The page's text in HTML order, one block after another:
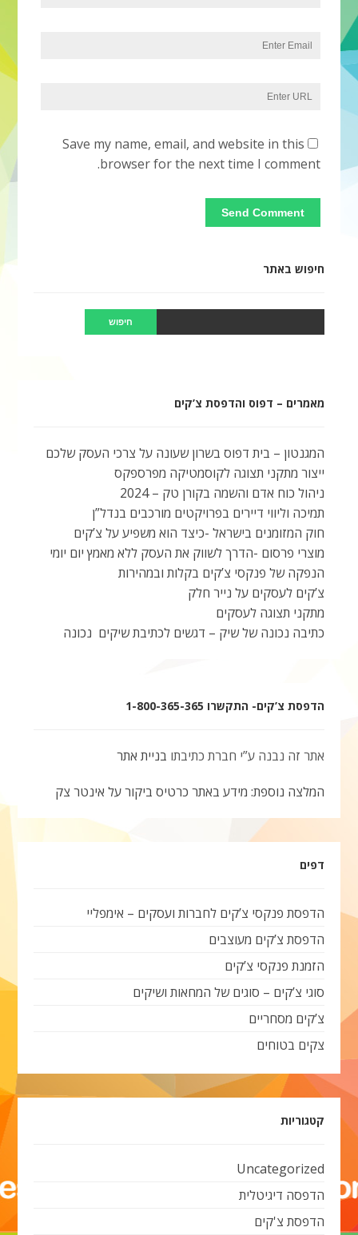
Save my name, email, and website in this
browser for the next time I comment.
חיפוש באתר
מאמרים – דפוס והדפסת צ’קים
המגנטון – בית דפוס בשרון שעונה על צרכי העסק שלכם
ייצור מתקני תצוגה לקוסמטיקה מפרספקס
ניהול כוח אדם והשמה בקורן טק – 2024
תמיכה וליווי דיירים בפרויקטים מורכבים בנדל”ן
חוק המזומנים בישראל -כיצד הוא משפיע על צ’קים
מוצרי פרסום -הדרך לשווק את העסק ללא מאמץ יום יומי
הנפקה של פנקסי צ’קים בקלות ובמהירות
צ’קים לעסקים על נייר חלק
מתקני תצוגה לעסקים
כתיבה נכונה של שיק – דגשים לכתיבת שיקים נכונה
הדפסת צ’קים- התקשרו 1-800-365-365
אתר זה נבנה ע”י חברת כתיבתו בניית אתר
המלצה נוספת: מידע באתר כרטיס ביקור על אינטר צק
דפים
הדפסת פנקסי צ’קים לחברות ועסקים – אימפליי
הדפסת צ’קים מעוצבים
הזמנת פנקסי צ’קים
סוגי צ’קים – סוגים של המחאות ושיקים
צ’קים מסחריים
צקים בטוחים
קטגוריות
Uncategorized
הדפסה דיגיטלית
הדפסת צ'קים